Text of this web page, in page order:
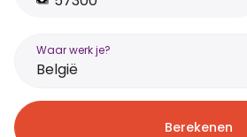
Waar werk je?
België
Berekenen